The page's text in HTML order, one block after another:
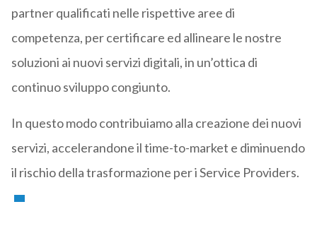
partner qualificati nelle rispettive aree di
competenza, per certificare ed allineare le nostre
soluzioni ai nuovi servizi digitali, in un’ottica di
continuo sviluppo congiunto.
In questo modo contribuiamo alla creazione dei nuovi
servizi, accelerandone il time-to-market e diminuendo
il rischio della trasformazione per i Service Providers.